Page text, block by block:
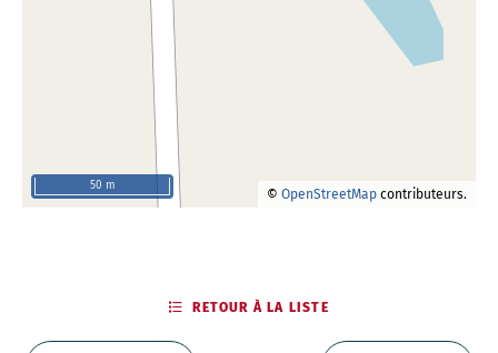
© OpenStreetMap contributeurs.
50 m
RETOUR À LA LISTE